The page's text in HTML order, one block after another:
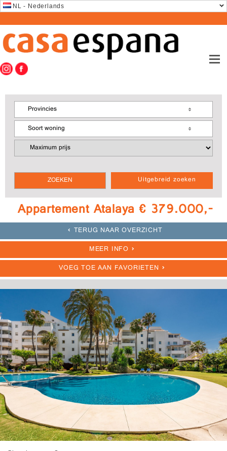
NL - Nederlands
Uitgebreid zoeken
Provincies
Soort woning
Appartement Atalaya € 379.000,-
TERUG NAAR OVERZICHT
MEER INFO
VOEG TOE AAN FAVORIETEN